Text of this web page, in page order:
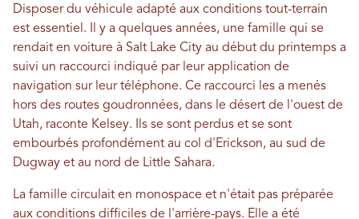
Disposer du véhicule adapté aux conditions tout-terrain
est essentiel. Il y a quelques années, une famille qui se
rendait en voiture à Salt Lake City au début du printemps a
suivi un raccourci indiqué par leur application de
navigation sur leur téléphone. Ce raccourci les a menés
hors des routes goudronnées, dans le désert de l'ouest de
Utah, raconte Kelsey. Ils se sont perdus et se sont
embourbés profondément au col d'Erickson, au sud de
Dugway et au nord de Little Sahara.
La famille circulait en monospace et n'était pas préparée
aux conditions difficiles de l'arrière-pays. Elle a été